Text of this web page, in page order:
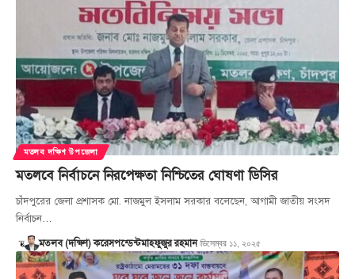
মতলব দক্ষিণ উপজেলা
মতলবে নির্বাচনে নিরপেক্ষতা নিশ্চিতের ঘোষণা ডিসির
চাঁদপুরের জেলা প্রশাসক মো. নাজমুল ইসলাম সরকার বলেছেন, আগামী জাতীয় সংসদ
নির্বাচন…
মতলব (দক্ষিণ) করেসপন্ডেন্টমাহফুজুর রহমান ডিসেম্বর ১১, ২০২৫